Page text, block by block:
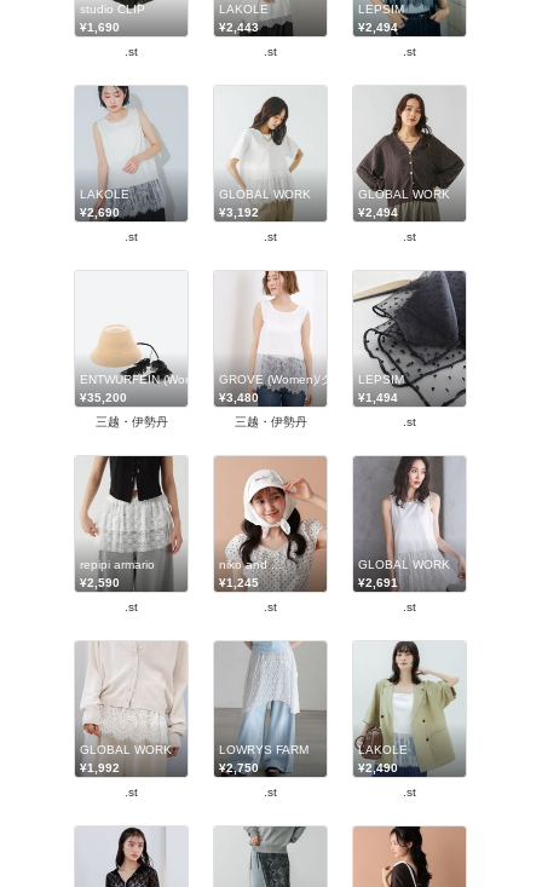
studio CLIP
¥1,690
.st
LAKOLE
¥2,443
.st
LEPSIM
¥2,494
.st
LAKOLE
¥2,690
.st
GLOBAL WORK
¥3,192
.st
GLOBAL WORK
¥2,494
.st
ENTWURFEIN (Women)/エントワフェイン
¥35,200
三越・伊勢丹
GROVE (Women)/グローブ
¥3,480
三越・伊勢丹
LEPSIM
¥1,494
.st
repipi armario
¥2,590
.st
niko and ...
¥1,245
.st
GLOBAL WORK
¥2,691
.st
GLOBAL WORK
¥1,992
.st
LOWRYS FARM
¥2,750
.st
LAKOLE
¥2,490
.st